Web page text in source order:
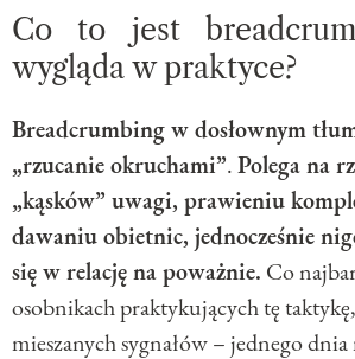
Co to jest
wygląda w praktyce?
Breadcrumbing w dosłownym
„rzucanie okruchami”.Polega na
„kąsków” uwagi, prawieniu
dawaniu obietnic, jednocześnie
się w relację na poważnie. Co
osobnikach praktykujących tę
mieszanych sygnałów – jednego